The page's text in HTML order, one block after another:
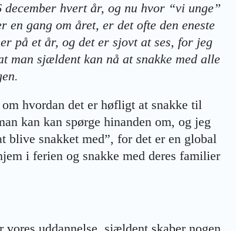
hvert år, og nu hvor “vi unge”
gang om året, er det ofte den eneste
på et år, og det er sjovt at ses, for jeg
man sjældent kan nå at snakke med alle
hvordan det er høfligt at snakke til
kan kan spørge hinanden om, og jeg
blive snakket med”, for det er en global
i ferien og snakke med deres familier